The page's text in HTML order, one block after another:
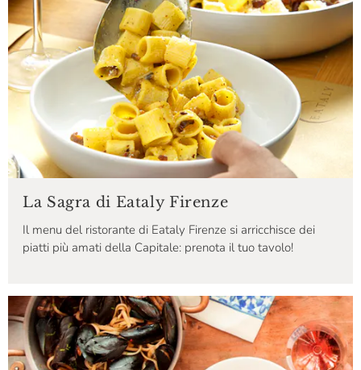
La Sagra di Eataly Firenze
Il menu del ristorante di Eataly Firenze si arricchisce dei
piatti più amati della Capitale: prenota il tuo tavolo!